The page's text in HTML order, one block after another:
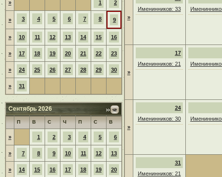
» 1 2
» 3 4 5 6 7 8 9
» 10 11 12 13 14 15 16
» 17 18 19 20 21 22 23
» 24 25 26 27 28 29 30
» 31
Сентябрь 2026
П В С Ч П С В
» 1 2 3 4 5 6
» 7 8 9 10 11 12 13
» 14 15 16 17 18 19 20
»
Именинников: 33
»
17
Именинников: 21
»
24
Именинников: 30
31
Именинников: 21